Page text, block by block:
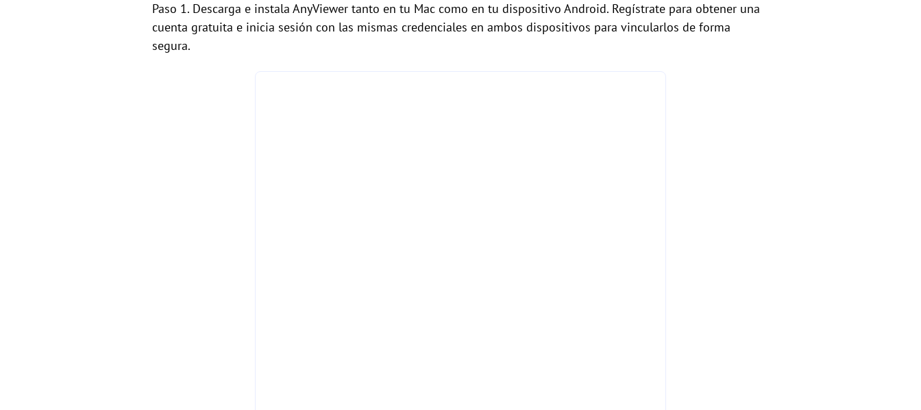
Paso 1. Descarga e instala AnyViewer tanto en tu Mac como en tu dispositivo Android. Regístrate para obtener una
cuenta gratuita e inicia sesión con las mismas credenciales en ambos dispositivos para vincularlos de forma
segura.